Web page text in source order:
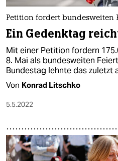
Petition fordert bundesweiten
Ein Gedenktag
Mit einer Petition fordern
8. Mai als bundesweiten
Bundestag lehnte das zuletzt
Von Konrad Litschko
5.5.2022